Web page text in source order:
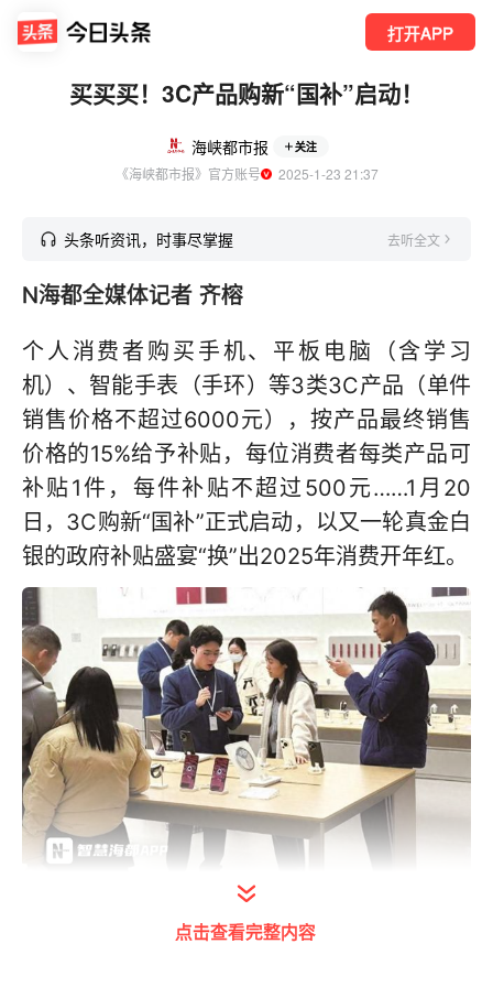
打开APP
买买买！3C产品购新“国补”启动！
海峡都市报 关注
《海峡都市报》官方账号
  2025-1-23 21:37
头条听资讯，时事尽掌握 去听全文
N海都全媒体记者 齐榕
个人消费者购买手机、平板电脑（含学习
机）、智能手表（手环）等3类3C产品（单件
销售价格不超过6000元），按产品最终销售
价格的15%给予补贴，每位消费者每类产品可
补贴1件，每件补贴不超过500元……1月20
日，3C购新“国补”正式启动，以又一轮真金白
银的政府补贴盛宴“换”出2025年消费开年红。
卖场内消费者络绎不绝点击查看完整内容